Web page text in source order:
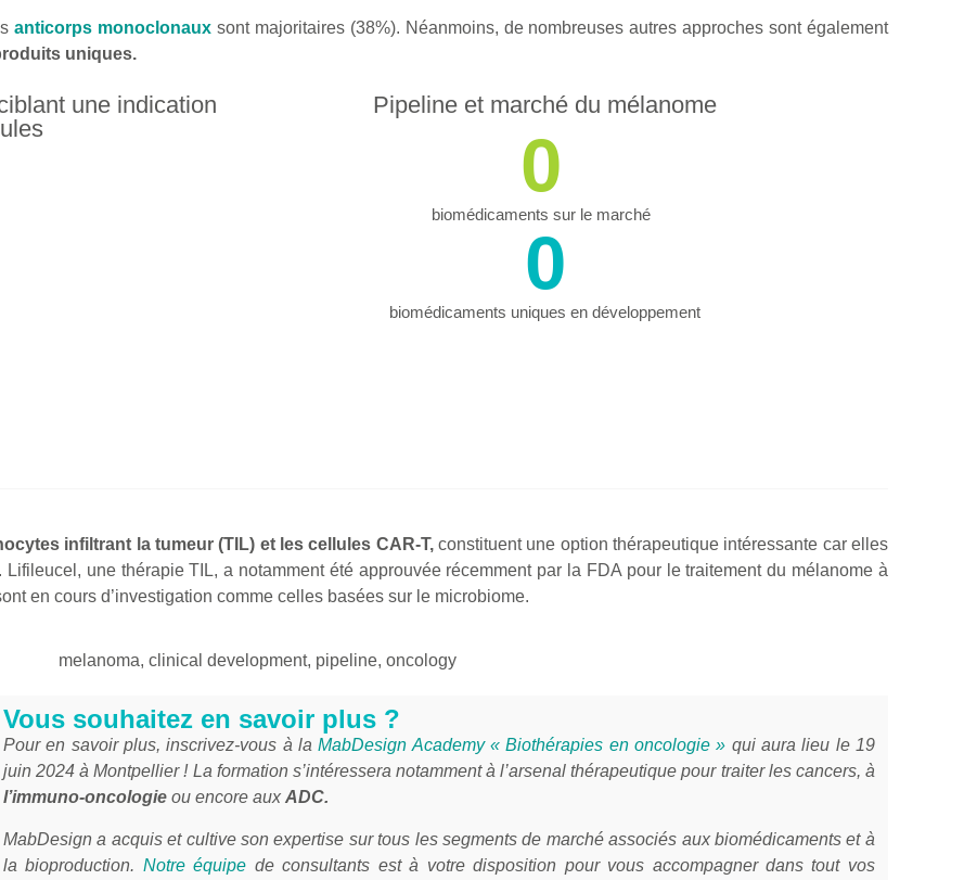
anticorps monoclonaux sont majoritaires (38%). Néanmoins, de nombreuses autres approches sont également
uniques.
une indication
Pipeline et marché du mélanome
biomédicaments sur le marché
0
biomédicaments uniques en développement
0
infiltrant la tumeur (TIL) et les cellules CAR-T,constituent une option thérapeutique intéressante car elles
une thérapie TIL, a notamment été approuvée récemment par la FDA pour le traitement du mélanome à
en cours d’investigation comme celles basées sur le microbiome.
Vous souhaitez en savoir plus ?
Pour en savoir plus, inscrivez-vous à laMabDesign Academy « Biothérapies en oncologie » qui aura lieu le 19
juin 2024 à Montpellier ! La formation s’intéressera notamment à l’arsenal thérapeutique pour traiter les cancers, à
l’immuno-oncologie ou encore aux ADC.
MabDesign a acquis et cultive son expertise sur tous les segments de marché associés aux biomédicaments et à
la bioproduction. Notre équipe de consultants est à votre disposition pour vous accompagner dans tout vos